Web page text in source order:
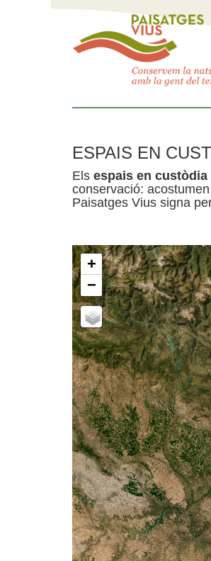
ESPAIS EN
Els espais en custòdia
conservació:
Paisatges Vius signa
+
−